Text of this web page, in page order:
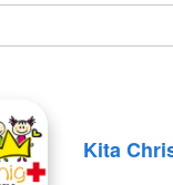
Kita